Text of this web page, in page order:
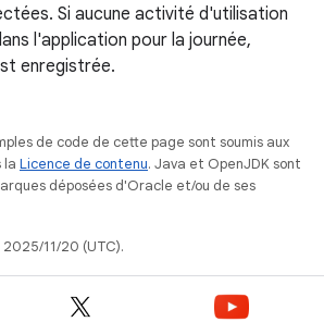
Si aucune activité d'utilisation
l'application pour la journée,
enregistrée.
de code de cette page sont soumis aux
la Licence de contenu. Java et OpenJDK sont
déposées d'Oracle et/ou de ses
11/20 (UTC).